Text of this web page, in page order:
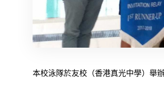
本校泳隊於友校（香港真光中學）舉